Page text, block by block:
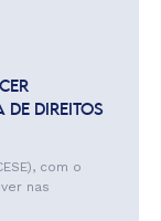
DE DIREITOS
com o
nas